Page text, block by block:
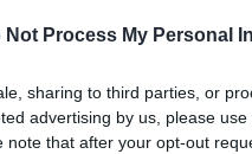
Not Process My Personal
sharing to third parties, or
advertising by us, please
note that after your opt-out